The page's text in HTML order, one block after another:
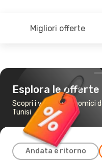
Migliori offerte
Esplora le offerte
Scopri i voli più economici
Tunisi
Andata e ritorno